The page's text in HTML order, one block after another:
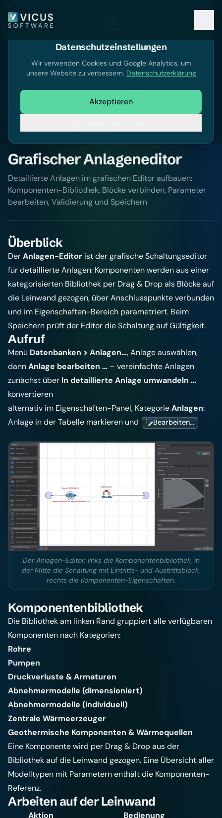
Dokumentation
Dokumentation durchsuchen
Grafischer Anlageneditor
Detaillierte Anlagen im grafischen Editor aufbauen:
Komponenten-Bibliothek, Blöcke verbinden, Parameter
bearbeiten, Validierung und Speichern
Überblick
DerAnlagen-Editor ist der grafische Schaltungseditor
für detaillierte Anlagen: Komponenten werden aus einer
kategorisierten Bibliothek per Drag & Drop als Blöcke auf
die Leinwand gezogen, über Anschlusspunkte verbunden
und im Eigenschaften-Bereich parametriert. Beim
Speichern prüft der Editor die Schaltung auf Gültigkeit.
Aufruf
Menü Datenbanken > Anlagen…, Anlage auswählen,
dannAnlage bearbeiten … – vereinfachte Anlagen
zunächst über In detaillierte Anlage umwandeln …
konvertieren
alternativ im Eigenschaften-Panel, KategorieAnlagen:
Anlage in der Tabelle markieren und
Bearbeiten…
Der Anlagen-Editor: links die Komponentenbibliothek, in
der Mitte die Schaltung mit Eintritts- und Austrittsblock,
rechts die Komponenten-Eigenschaften.
Komponentenbibliothek
Die Bibliothek am linken Rand gruppiert alle verfügbaren
Komponenten nach Kategorien:
Rohre
Pumpen
Druckverluste & Armaturen
Abnehmermodelle (dimensioniert)
Abnehmermodelle (individuell)
Zentrale Wärmeerzeuger
Geothermische Komponenten & Wärmequellen
Eine Komponente wird per Drag & Drop aus der
Bibliothek auf die Leinwand gezogen. Eine Übersicht aller
Modelltypen mit Parametern enthält die Komponenten-
Referenz.
Arbeiten auf der Leinwand
Aktion
Bedienung
Datenschutzeinstellungen
Wir verwenden Cookies und Google Analytics, um
unsere Website zu verbessern. Datenschutzerklärung
Akzeptieren